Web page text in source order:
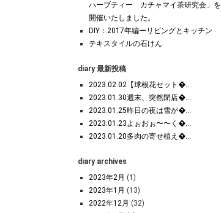
ハーブティー カチャマイ茶研究会」を
開催いたしました。
DIY：2017年編ーリビングとキッチン
テキスタイルの石けん
diary 最新投稿
2023.02.02【球根花セット�...
2023.01.30週末、突然閉店�...
2023.01.25昨日の夜は雪が�...
2023.01.23よぉおぉ〜〜く�...
2023.01.20多肉の寄せ植え�...
diary archives
2023年2月 (1)
2023年1月 (13)
2022年12月 (32)